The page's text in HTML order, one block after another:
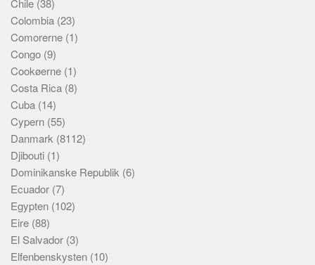
Chile (38)
Colombia (23)
Comorerne (1)
Congo (9)
Cookøerne (1)
Costa Rica (8)
Cuba (14)
Cypern (55)
Danmark (8112)
Djibouti (1)
Dominikanske Republik (6)
Ecuador (7)
Egypten (102)
Eire (88)
El Salvador (3)
Elfenbenskysten (10)